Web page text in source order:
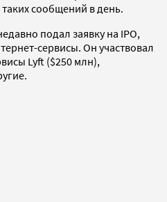
сообщений в день.
подал заявку на IPO,
сервисы. Он участвовал
Lyft ($250 млн),